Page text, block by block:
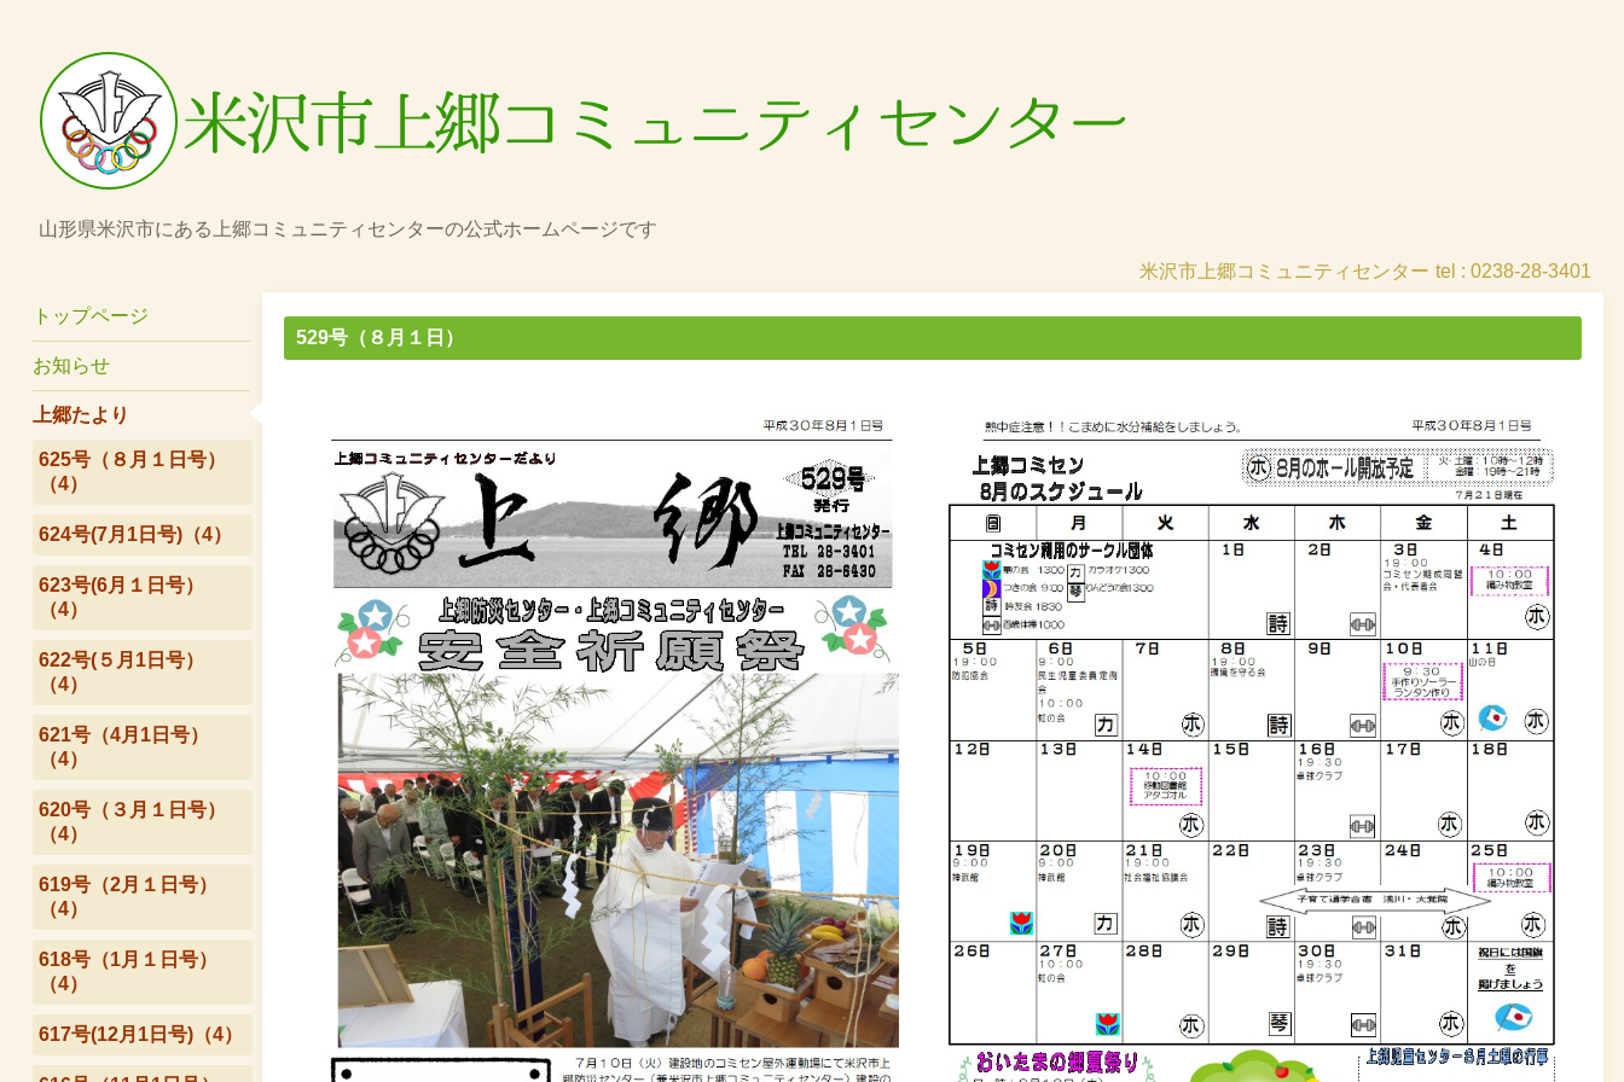
山形県米沢市にある上郷コミュニティセンターの公式ホームページです
米沢市上郷コミュニティセンター tel : 0238-28-3401
529号（８月１日）
トップページ
お知らせ
上郷たより
625号（８月１日号）
（4）
624号(7月1日号)（4）
623号(6月１日号）
（4）
622号(５月1日号）
（4）
621号（4月1日号）
（4）
620号（３月１日号）
（4）
619号（2月１日号）
（4）
618号（1月１日号）
（4）
617号(12月1日号)（4）